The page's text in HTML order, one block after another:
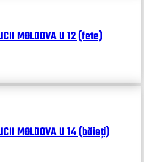
MOLDOVA U 12 (fete)
MOLDOVA U 14 (băieți)